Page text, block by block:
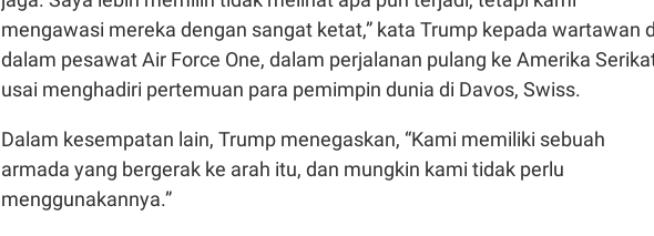
mengawasi mereka dengan sangat ketat,” kata Trump kepada wartawan
dalam pesawat Air Force One, dalam perjalanan pulang ke Amerika
usai menghadiri pertemuan para pemimpin dunia di Davos, Swiss.
Dalam kesempatan lain, Trump menegaskan, “Kami memiliki sebuah
armada yang bergerak ke arah itu, dan mungkin kami tidak perlu
menggunakannya.”